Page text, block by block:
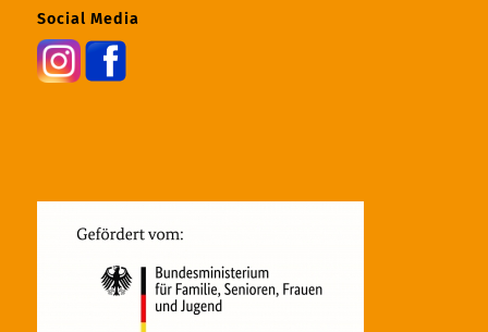
Social Media